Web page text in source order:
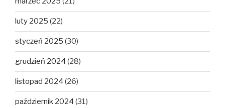
luty 2025 (22)
styczeń 2025 (30)
grudzień 2024 (28)
listopad 2024 (26)
październik 2024 (31)